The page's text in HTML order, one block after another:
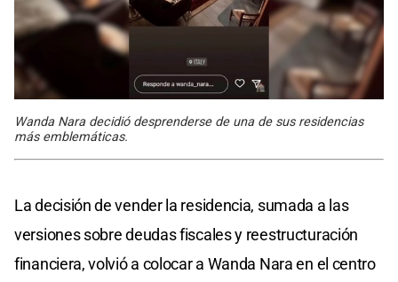
Wanda Nara decidió desprenderse de una de sus residencias
más emblemáticas.
La decisión de vender la residencia, sumada a las
versiones sobre deudas fiscales y reestructuración
financiera, volvió a colocar a Wanda Nara en el centro